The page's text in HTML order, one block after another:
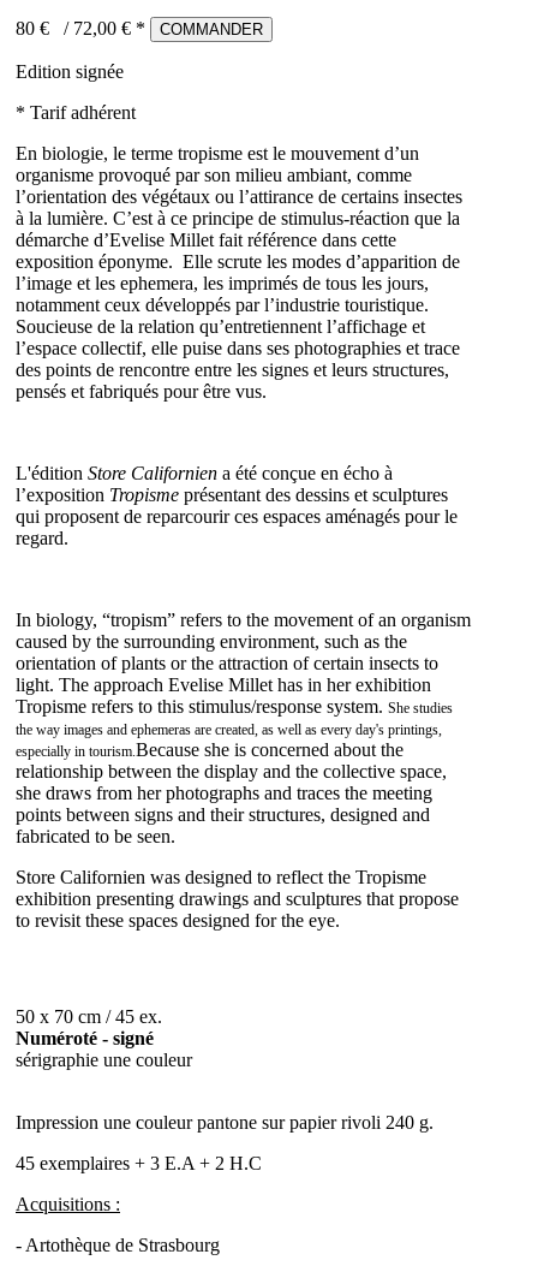
80 € / 72,00 € * COMMANDER
Edition signée
* Tarif adhérent
En biologie, le terme tropisme est le mouvement d’un
organisme provoqué par son milieu ambiant, comme
l’orientation des végétaux ou l’attirance de certains insectes
à la lumière. C’est à ce principe de stimulus-réaction que la
démarche d’Evelise Millet fait référence dans cette
exposition éponyme. Elle scrute les modes d’apparition de
l’image et les ephemera, les imprimés de tous les jours,
notamment ceux développés par l’industrie touristique.
Soucieuse de la relation qu’entretiennent l’affichage et
l’espace collectif, elle puise dans ses photographies et trace
des points de rencontre entre les signes et leurs structures,
pensés et fabriqués pour être vus.
L'édition Store Californien a été conçue en écho à
l’exposition Tropisme présentant des dessins et sculptures
qui proposent de reparcourir ces espaces aménagés pour le
regard.
In biology, “tropism” refers to the movement of an organism
caused by the surrounding environment, such as the
orientation of plants or the attraction of certain insects to
light. The approach Evelise Millet has in her exhibition
Tropisme refers to this stimulus/response system. She studies
the way images and ephemeras are created, as well as every day's printings,
especially in tourism. Because she is concerned about the
relationship between the display and the collective space,
she draws from her photographs and traces the meeting
points between signs and their structures, designed and
fabricated to be seen.
Store Californien was designed to reflect the Tropisme
exhibition presenting drawings and sculptures that propose
to revisit these spaces designed for the eye.
50 x 70 cm / 45 ex.
Numéroté - signé
sérigraphie une couleur
Impression une couleur pantone sur papier rivoli 240 g.
45 exemplaires + 3 E.A + 2 H.C
Acquisitions :
- Artothèque de Strasbourg